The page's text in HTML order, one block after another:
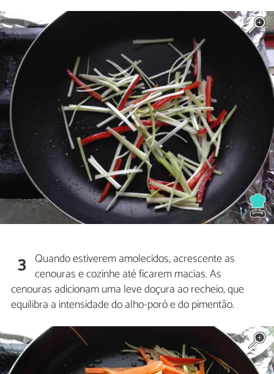
3 Quando estiverem amolecidos, acrescente as
cenouras e cozinhe até ficarem macias. As
cenouras adicionam uma leve doçura ao recheio, que
equilibra a intensidade do alho-poró e do pimentão.